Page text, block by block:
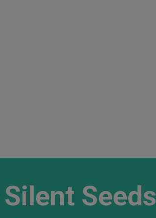
Seeds